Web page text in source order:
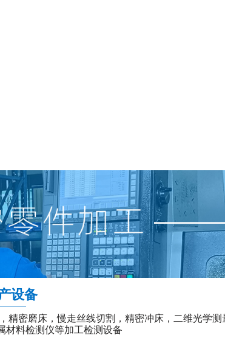
设备
密磨床，慢走丝线切割，精密冲床，二维光学测
材料检测仪等加工检测设备